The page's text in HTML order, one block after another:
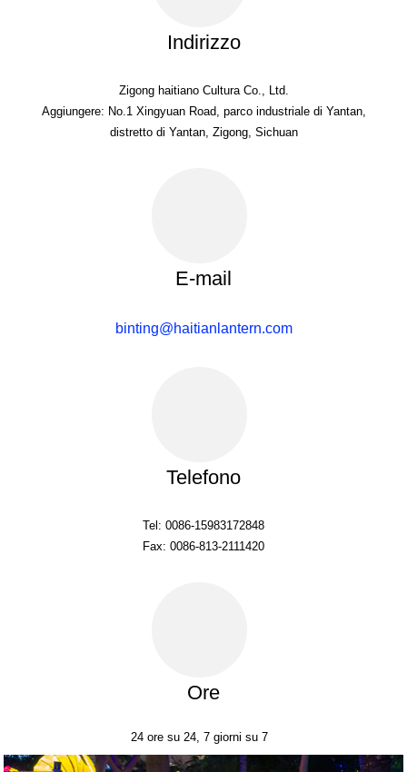
Indirizzo
Zigong haitiano Cultura Co., Ltd.
Aggiungere: No.1 Xingyuan Road, parco industriale di Yantan,
distretto di Yantan, Zigong, Sichuan
E-mail
binting@haitianlantern.com
Telefono
Tel: 0086-15983172848
Fax: 0086-813-2111420
Ore
24 ore su 24, 7 giorni su 7